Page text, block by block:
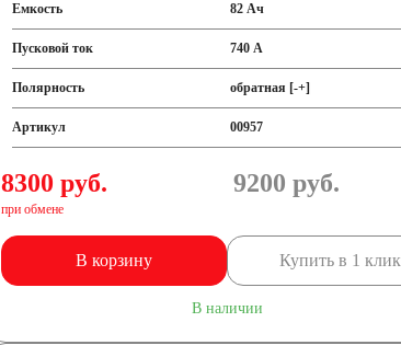
Емкость 82 Ач
Пусковой ток 740 А
Полярность обратная [-+]
Артикул 00957
8300 руб.
при обмене
9200 руб.
В корзину Купить в 1 клик
В наличии